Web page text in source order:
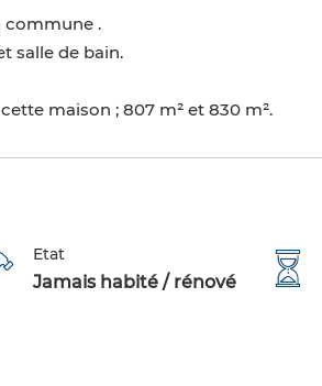
commune .
salle de bain.
maison ; 807 m² et 830 m².
Etat
Jamais habité / rénové